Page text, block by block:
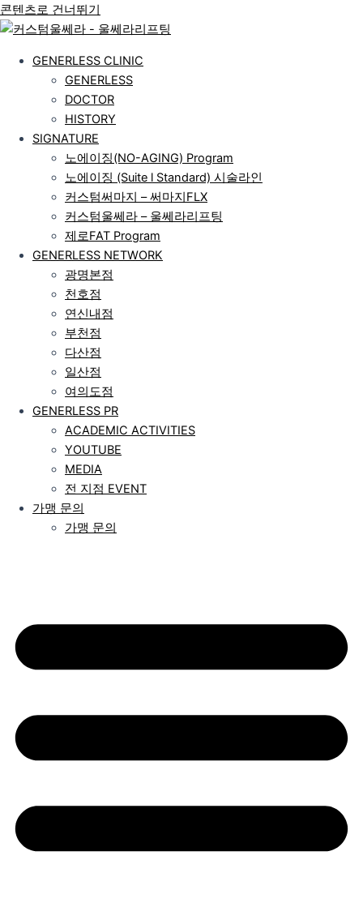
콘텐츠로 건너뛰기
GENERLESS CLINIC
GENERLESS
DOCTOR
HISTORY
SIGNATURE
노에이징(NO-AGING) Program
노에이징 (Suite l Standard) 시술라인
커스텀써마지 – 써마지FLX
커스텀울쎄라 – 울쎄라리프팅
제로FAT Program
GENERLESS NETWORK
광명본점
천호점
연신내점
부천점
다산점
일산점
여의도점
GENERLESS PR
ACADEMIC ACTIVITIES
YOUTUBE
MEDIA
전 지점 EVENT
가맹 문의
가맹 문의